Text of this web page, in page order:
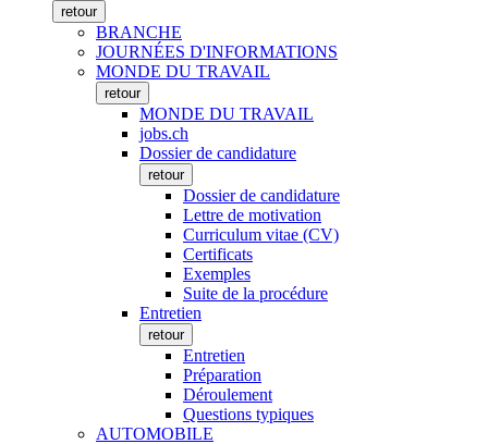
retour
BRANCHE
JOURNÉES D'INFORMATIONS
MONDE DU TRAVAIL
retour
MONDE DU TRAVAIL
jobs.ch
Dossier de candidature
retour
Dossier de candidature
Lettre de motivation
Curriculum vitae (CV)
Certificats
Exemples
Suite de la procédure
Entretien
retour
Entretien
Préparation
Déroulement
Questions typiques
AUTOMOBILE